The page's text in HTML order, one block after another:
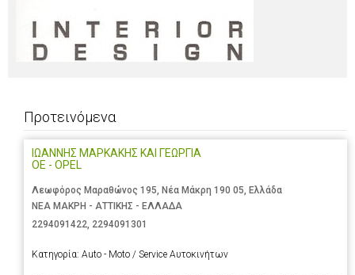
Προτεινόμενα
ΙΩΑΝΝΗΣ ΜΑΡΚΑΚΗΣ ΚΑΙ ΓΕΩΡΓΙΑ
ΟΕ - OPEL
Λεωφόρος Μαραθώνος 195, Νέα Μάκρη 190 05, Ελλάδα
ΝΕΑ ΜΑΚΡΗ - ΑΤΤΙΚΗΣ - ΕΛΛΑΔΑ
2294091422 2294091301
Κατηγορία: Auto - Moto / Service Αυτοκινήτων